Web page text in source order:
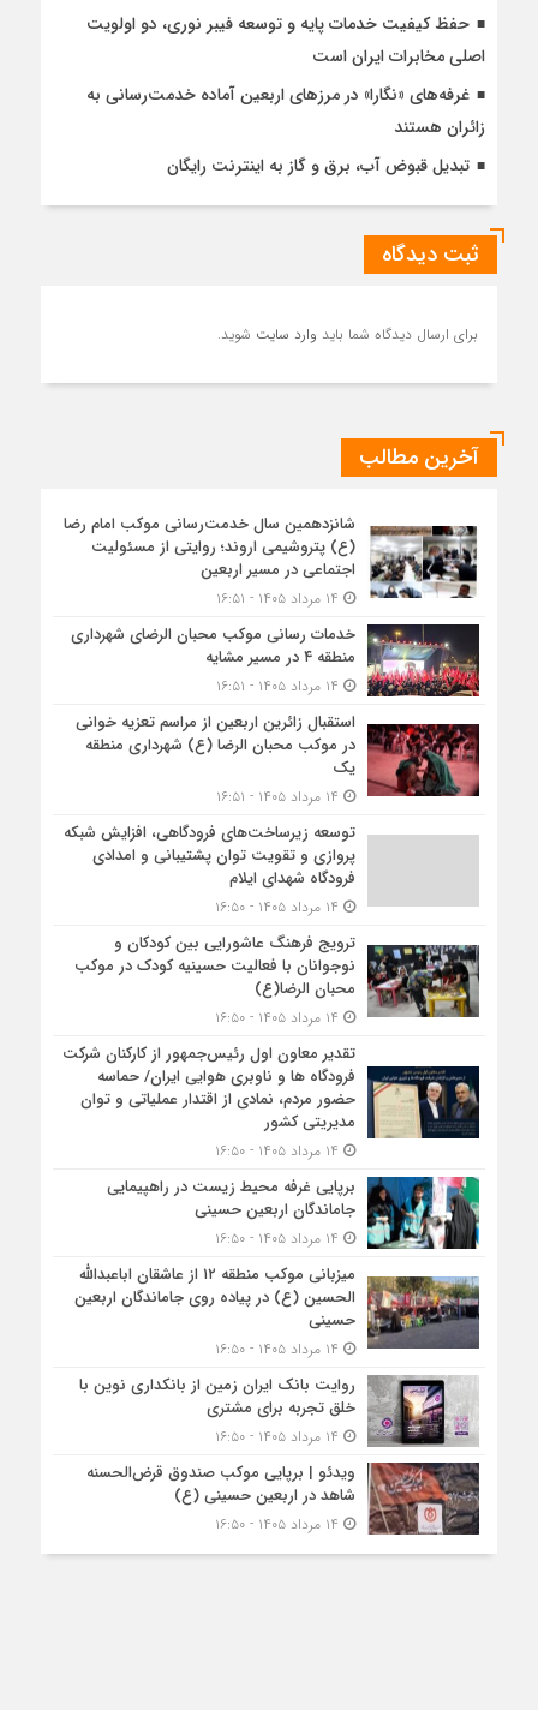
حفظ کیفیت خدمات پایه و توسعه فیبر نوری، دو اولویت
اصلی مخابرات ایران است
غرفه‌های «نگارا» در مرزهای اربعین آماده خدمت‌رسانی به
زائران هستند
تبدیل قبوض آب، برق و گاز به اینترنت رایگان
ثبت دیدگاه
برای ارسال دیدگاه شما باید وارد سایت شوید.
آخرین مطالب
شانزدهمین سال خدمت‌رسانی موکب امام رضا
(ع) پتروشیمی اروند؛ روایتی از مسئولیت
اجتماعی در مسیر اربعین
خدمات رسانی موکب محبان الرضای شهرداری
منطقه ۴ در مسیر مشایه
استقبال زائرین اربعین از مراسم تعزیه خوانی
در موکب محبان الرضا (ع) شهرداری منطقه
یک
توسعه زیرساخت‌های فرودگاهی، افزایش شبکه
پروازی و تقویت توان پشتیبانی و امدادی
فرودگاه شهدای ایلام
ترویج فرهنگ عاشورایی بین کودکان و
نوجوانان با فعالیت حسینیه کودک در موکب
محبان الرضا(ع)
تقدیر معاون اول رئیس‌جمهور از کارکنان شرکت
فرودگاه ها و ناوبری هوایی ایران/ حماسه
حضور مردم، نمادی از اقتدار عملیاتی و توان
مدیریتی کشور
برپایی غرفه محیط زیست در راهپیمایی
جاماندگان اربعین حسینی
میزبانی موکب منطقه ۱۲ از عاشقان اباعبدالله
الحسین (ع) در پیاده روی جاماندگان اربعین
حسینی
روایت بانک ایران زمین از بانکداری نوین با
خلق تجربه برای مشتری
ویدئو | برپایی موکب صندوق قرض‌الحسنه
شاهد در اربعین حسینی (ع)